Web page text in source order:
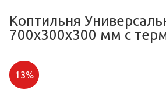
Коптильня
700х300х300 мм с
13%